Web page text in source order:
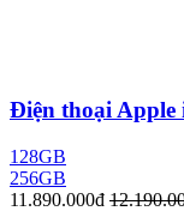
Điện thoại Apple
128GB
256GB
11.890.000đ